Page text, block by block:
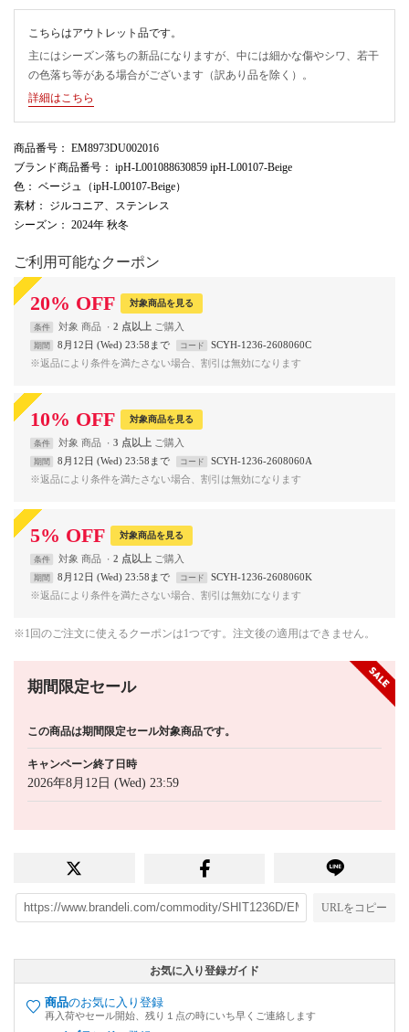
こちらはアウトレット品です。
主にはシーズン落ちの新品になりますが、中には細かな傷やシワ、若干
の色落ち等がある場合がございます（訳あり品を除く）。
詳細はこちら
商品番号 ： EM8973DU002016
ブランド商品番号 ： ipH-L001088630859 ipH-L00107-Beige
色 ： ベージュ（ipH-L00107-Beige）
素材 ： ジルコニア、ステンレス
シーズン ： 2024年 秋冬
ご利用可能なクーポン
20% OFF 対象商品を見る
条件 対象 商品 2 点以上
期間 8月12日 (Wed) 23:58まで コード
SCYH-1236-2608060C
※返品により条件を満たさない場合、割引は無効になります
10% OFF 対象商品を見る
条件 対象 商品 3 点以上
期間 8月12日 (Wed) 23:58まで コード
SCYH-1236-2608060A
※返品により条件を満たさない場合、割引は無効になります
5% OFF 対象商品を見る
条件 対象 商品 2 点以上
期間 8月12日 (Wed) 23:58まで コード
SCYH-1236-2608060K
※返品により条件を満たさない場合、割引は無効になります
※1回のご注文に使えるクーポンは1つです。注文後の適用はできません。
期間限定セール
この商品は期間限定セール対象商品です。
キャンペーン終了日時
2026年8月12日 (Wed) 23:59
URLをコピー
お気に入り登録ガイド
商品のお気に入り登録
再入荷やセール開始、残り１点の時にいち早くご連絡します